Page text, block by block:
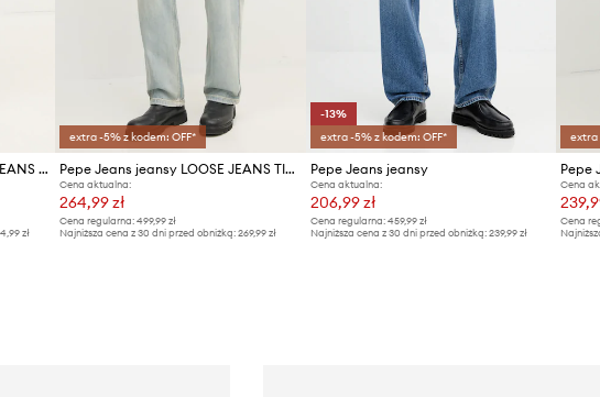
Pepe Jeans jeansy TAPERED JEANS SPIKE
zł
extra -5% z kodem: OFF*
Pepe Jeans jeansy LOOSE JEANS TINT
Cena aktualna:
264,99 zł
Cena regularna: 499,99 zł
Najniższa cena z 30 dni przed obniżką: 269,99 zł
-13%
extra -5% z kodem: OFF*
Pepe Jeans jeansy
Cena aktualna:
206,99 zł
Cena regularna: 459,99 zł
Najniższa cena z 30 dni przed obniżką: 239,99 zł
extra
Cena
Cena